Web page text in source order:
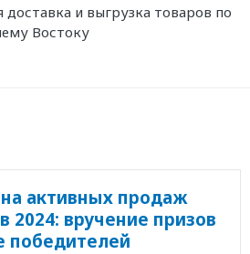
доставка и выгрузка товаров по
Востоку
активных продаж
2024: вручение призов
победителей